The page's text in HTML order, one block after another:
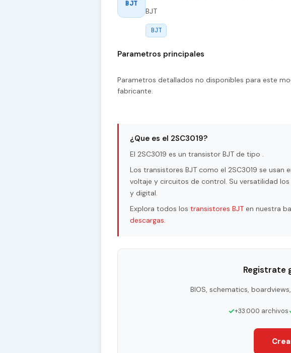
BJT
BJT
BJT
Parametros principales
Parametros detallados no disponibles para este
fabricante.
¿Que es el 2SC3019?
El 2SC3019 es un transistor BJT de tipo .
Los transistores BJT como el 2SC3019 se
voltaje y circuitos de control. Su versatilidad
y digital.
Explora todos los transistores BJT en nuestra
descargas.
Registrate
BIOS, schematics,
✓+33.000 archivos